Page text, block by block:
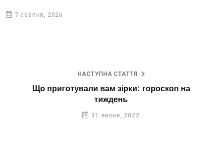
7 серпня, 2026
НАСТУПНА СТАТТЯ
Що приготували вам зірки: гороскоп на
тиждень
31 липня, 2022